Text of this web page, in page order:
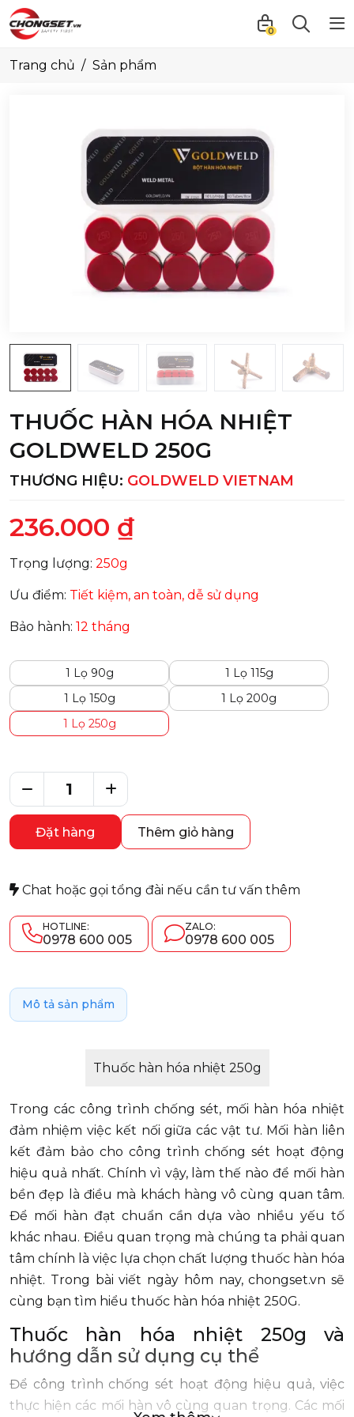
0
Trang chủ Sản phẩm
THUỐC HÀN HÓA NHIỆT
GOLDWELD 250G
THƯƠNG HIỆU: GOLDWELD VIETNAM
236.000 ₫
Trọng lượng: 250g
Ưu điểm: Tiết kiệm, an toàn, dễ sử dụng
Bảo hành: 12 tháng
1 Lọ 90g
1 Lọ 115g
1 Lọ 150g
1 Lọ 200g
1 Lọ 250g
Đặt hàng Thêm giỏ hàng
Chat hoặc gọi tổng đài nếu cần tư vấn thêm
HOTLINE:
0978 600 005
ZALO:
0978 600 005
Mô tả sản phẩm
Thuốc hàn hóa nhiệt 250g
Trong các công trình chống sét, mối hàn hóa nhiệt
đảm nhiệm việc kết nối giữa các vật tư. Mối hàn liên
kết đảm bảo cho công trình chống sét hoạt động
hiệu quả nhất. Chính vì vậy, làm thế nào để mối hàn
bền đẹp là điều mà khách hàng vô cùng quan tâm.
Để mối hàn đạt chuẩn cần dựa vào nhiều yếu tố
khác nhau. Điều quan trọng mà chúng ta phải quan
tâm chính là việc lựa chọn chất lượng thuốc hàn hóa
nhiệt. Trong bài viết ngày hôm nay, chongset.vn sẽ
cùng bạn tìm hiểu thuốc hàn hóa nhiệt 250G.
Thuốc hàn hóa nhiệt 250g và
hướng dẫn sử dụng cụ thể
Để công trình chống sét hoạt động hiệu quả, việc
thực hiện các mối hàn vô cùng quan trọng. Các mối